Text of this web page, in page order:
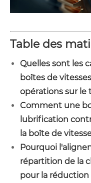
Table des
Quelles sont les
boîtes de
opérations sur le
Comment une
lubrification
la boîte de
Pourquoi
répartition de la
pour la réduction